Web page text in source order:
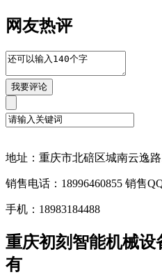
网友热评
地址：重庆市北碚区城南云逸
销售电话：18996460855 销售
手机：18983184488
重庆初刻智能机械设
有